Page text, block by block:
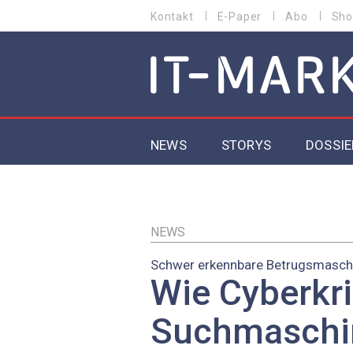
zum
MENU
Kontakt E-Paper Abo
MAIN NAVIGATION
NEWS STORYS
EU-
NEWS
Schwer erkennbare
Wie